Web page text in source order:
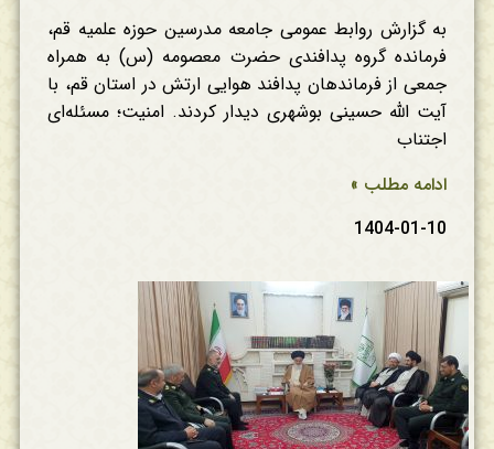
به گزارش روابط عمومی جامعه مدرسین حوزه علمیه قم،
فرمانده گروه پدافندی حضرت معصومه (س) به همراه
جمعی از فرماندهان پدافند هوایی ارتش در استان قم، با
آیت الله حسینی بوشهری دیدار کردند. امنیت؛ مسئله‌ای
اجتناب
ادامه مطلب »
1404-01-10